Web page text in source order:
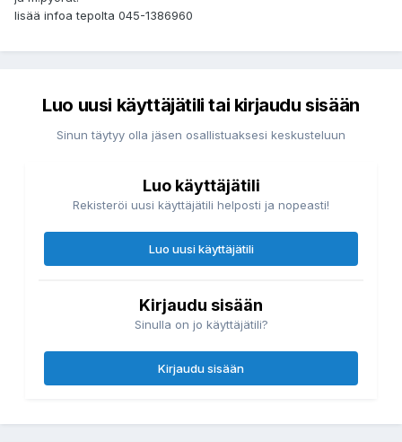
lisää infoa tepolta 045-1386960
Luo uusi käyttäjätili tai kirjaudu sisään
Sinun täytyy olla jäsen osallistuaksesi keskusteluun
Luo käyttäjätili
Rekisteröi uusi käyttäjätili helposti ja nopeasti!
Luo uusi käyttäjätili
Kirjaudu sisään
Sinulla on jo käyttäjätili?
Kirjaudu sisään